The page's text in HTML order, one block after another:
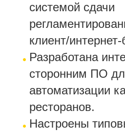
системой сдачи
клиент/интернет-
Разработана
сторонним ПО
автоматизации
ресторанов.
Настроены